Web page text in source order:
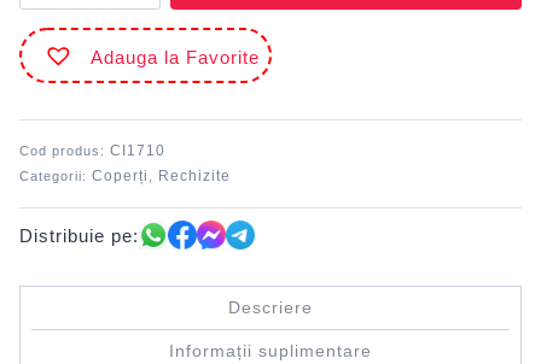
carte
35
x
23.9
Adauga la Favorite
Cod produs: CI1710
Categorii: Coperți , Rechizite
Distribuie pe:
Descriere
Informații suplimentare